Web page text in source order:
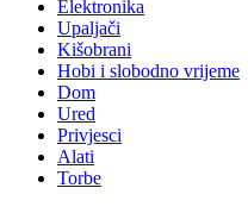
Elektronika
Upaljači
Kišobrani
Hobi i slobodno vrijeme
Dom
Ured
Privjesci
Alati
Torbe